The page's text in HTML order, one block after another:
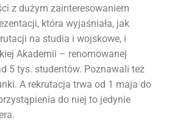
z dużym zainteresowaniem
która wyjaśniała, jak
na studia i wojskowe, i
Akademii – renomowanej
5 tys. studentów. Poznawali też
A rekrutacja trwa od 1 maja do
do niej to jedynie